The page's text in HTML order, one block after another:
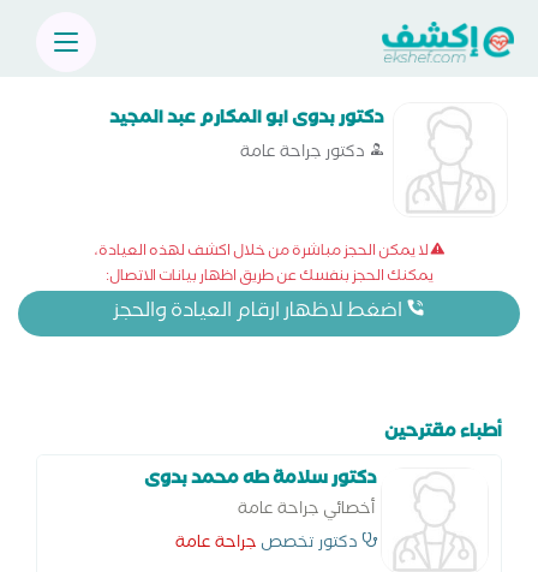
دكتور بدوى ابو المكارم عبد المجيد
دكتور جراحة عامة
لا يمكن الحجز مباشرة من خلال اكشف لهذه العيادة،
يمكنك الحجز بنفسك عن طريق اظهار بيانات الاتصال:
اضغط لاظهار ارقام العيادة والحجز
أطباء مقترحين
دكتور سلامة طه محمد بدوى
أخصائي جراحة عامة
دكتور تخصص جراحة عامة